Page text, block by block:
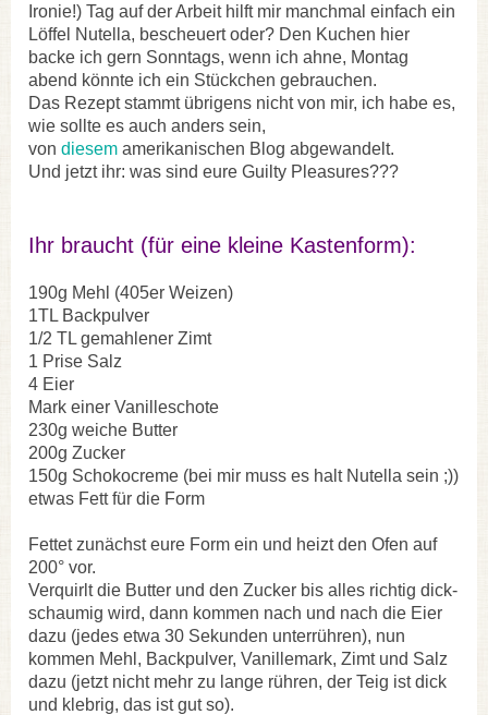
Ironie!) Tag auf der Arbeit hilft mir manchmal einfach ein
Löffel Nutella, bescheuert oder? Den Kuchen hier
backe ich gern Sonntags, wenn ich ahne, Montag
abend könnte ich ein Stückchen gebrauchen.
Das Rezept stammt übrigens nicht von mir, ich habe es,
wie sollte es auch anders sein,
von diesem amerikanischen Blog abgewandelt.
Und jetzt ihr: was sind eure Guilty Pleasures???
Ihr braucht (für eine kleine Kastenform):
190g Mehl (405er Weizen)
1TL Backpulver
1/2 TL gemahlener Zimt
1 Prise Salz
4 Eier
Mark einer Vanilleschote
230g weiche Butter
200g Zucker
150g Schokocreme (bei mir muss es halt Nutella sein ;))
etwas Fett für die Form
Fettet zunächst eure Form ein und heizt den Ofen auf
200° vor.
Verquirlt die Butter und den Zucker bis alles richtig dick-
schaumig wird, dann kommen nach und nach die Eier
dazu (jedes etwa 30 Sekunden unterrühren), nun
kommen Mehl, Backpulver, Vanillemark, Zimt und Salz
dazu (jetzt nicht mehr zu lange rühren, der Teig ist dick
und klebrig, das ist gut so).